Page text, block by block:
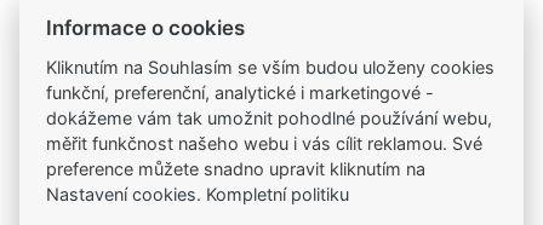
Už od roku 2001 jsme součástí vašich příběhů
Široký výběr produktů
Na našem e-shopu máte výběr z tisíců šperků
Garance vysoké kvality
Informace o cookies
Kliknutím na Souhlasím se vším budou uloženy cookies
funkční, preferenční, analytické i marketingové -
dokážeme vám tak umožnit pohodlné používání webu,
měřit funkčnost našeho webu i vás cílit reklamou. Své
preference můžete snadno upravit kliknutím na
Nastavení cookies. Kompletní politiku